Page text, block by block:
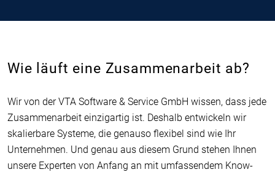
Wie läuft eine Zusammenarbeit ab?
Wir von der VTA Software & Service GmbH wissen, dass jede
Zusammenarbeit einzigartig ist. Deshalb entwickeln wir
skalierbare Systeme, die genauso flexibel sind wie Ihr
Unternehmen. Und genau aus diesem Grund stehen Ihnen
unsere Experten von Anfang an mit umfassendem Know-